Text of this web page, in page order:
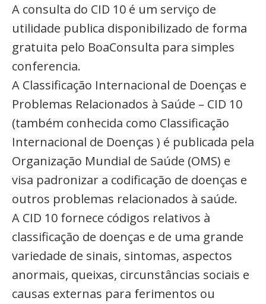
A consulta do CID 10 é um serviço de
utilidade publica disponibilizado de forma
gratuita pelo BoaConsulta para simples
conferencia.
A Classificação Internacional de Doenças e
Problemas Relacionados à Saúde – CID 10
(também conhecida como Classificação
Internacional de Doenças ) é publicada pela
Organização Mundial de Saúde (OMS) e
visa padronizar a codificação de doenças e
outros problemas relacionados à saúde.
A CID 10 fornece códigos relativos à
classificação de doenças e de uma grande
variedade de sinais, sintomas, aspectos
anormais, queixas, circunstâncias sociais e
causas externas para ferimentos ou